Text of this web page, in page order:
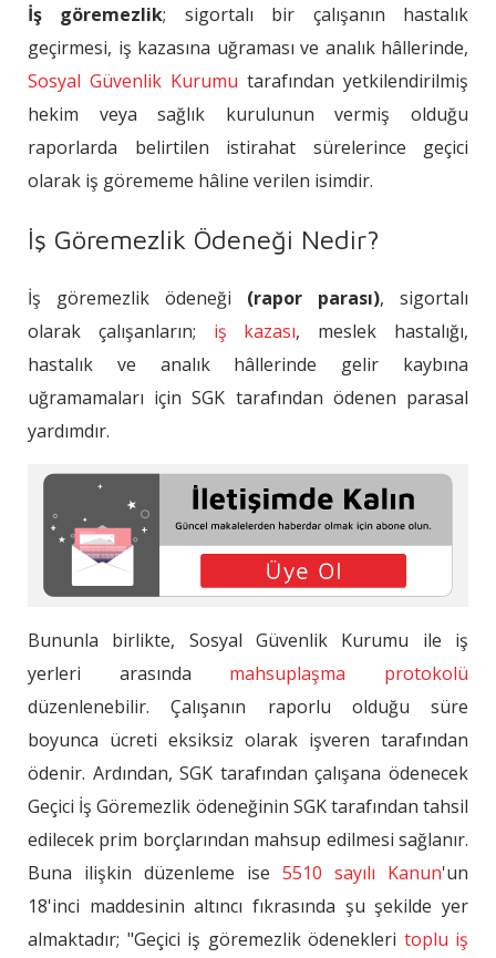
İş Göremezlik Ödeneği Almanın Şartları
Nelerdir?
İş Göremezlik Ödeneği Nasıl ve Ne
Zaman Alınır?
Geçici İş Göremezlik Ödeneği Nasıl
İş göremezlik; sigortalı bir çalışanın hastalık
geçirmesi, iş kazasına uğraması ve analık hâllerinde,
Sosyal Güvenlik Kurumu tarafından yetkilendirilmiş
hekim veya sağlık kurulunun vermiş olduğu
raporlarda belirtilen istirahat sürelerince geçici
olarak iş görememe hâline verilen isimdir.
İş Göremezlik Ödeneği Nedir?
İş göremezlik ödeneği (rapor parası), sigortalı
olarak çalışanların; iş kazası, meslek hastalığı,
hastalık ve analık hâllerinde gelir kaybına
uğramamaları için SGK tarafından ödenen parasal
yardımdır.
Bununla birlikte, Sosyal Güvenlik Kurumu ile iş
yerleri arasında mahsuplaşma protokolü
düzenlenebilir. Çalışanın raporlu olduğu süre
boyunca ücreti eksiksiz olarak işveren tarafından
ödenir. Ardından, SGK tarafından çalışana ödenecek
Geçici İş Göremezlik ödeneğinin SGK tarafından tahsil
edilecek prim borçlarından mahsup edilmesi sağlanır.
Buna ilişkin düzenleme ise 5510 sayılı Kanun'un
18'inci maddesinin altıncı fıkrasında şu şekilde yer
almaktadır; "Geçici iş göremezlik ödenekleri toplu iş